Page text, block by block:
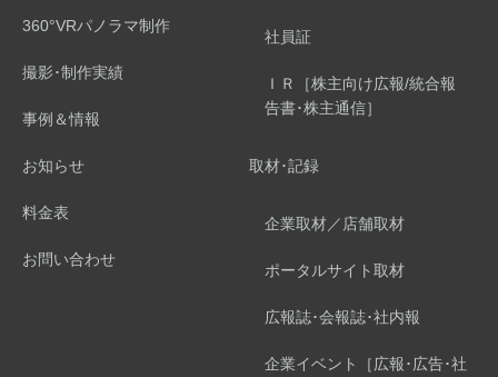
360°VRパノラマ制作
撮影･制作実績
事例＆情報
お知らせ
料金表
お問い合わせ
社員証
ＩＲ［株主向け広報/統合報
告書･株主通信］
取材･記録
企業取材／店舗取材
ポータルサイト取材
広報誌･会報誌･社内報
企業イベント［広報･広告･社